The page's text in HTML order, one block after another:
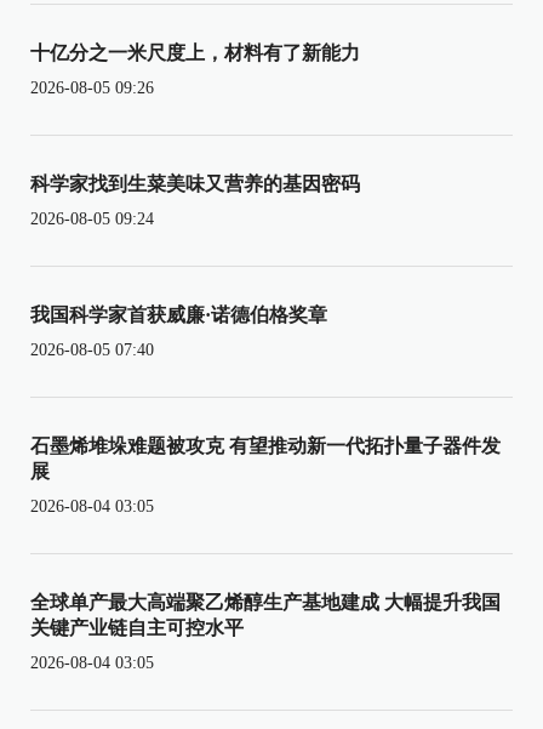
十亿分之一米尺度上，材料有了新能力
2026-08-05 09:26
科学家找到生菜美味又营养的基因密码
2026-08-05 09:24
我国科学家首获威廉·诺德伯格奖章
2026-08-05 07:40
石墨烯堆垛难题被攻克 有望推动新一代拓扑量子器件发
展
2026-08-04 03:05
全球单产最大高端聚乙烯醇生产基地建成 大幅提升我国
关键产业链自主可控水平
2026-08-04 03:05